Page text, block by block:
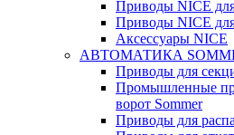
Приводы NICE
Приводы NICE
Аксессуары NICE
АВТОМАТИКА
Приводы для
Промышленные
ворот Sommer
Приводы для